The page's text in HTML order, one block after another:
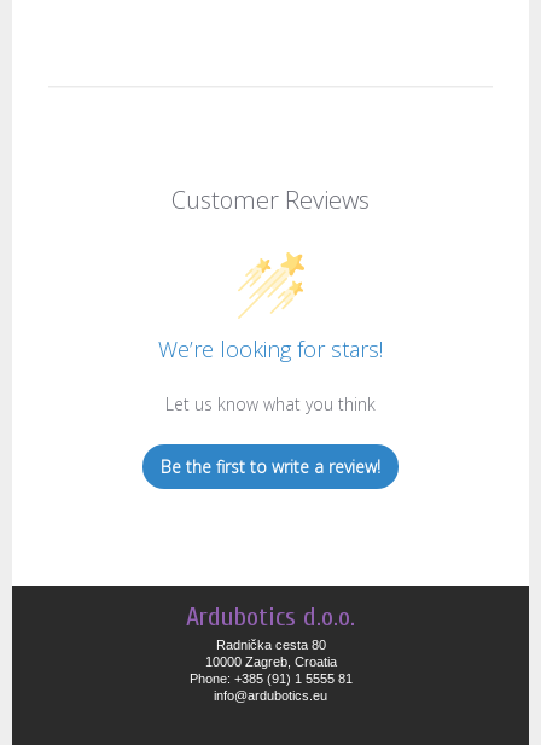
Customer Reviews
We’re looking for stars!
Let us know what you think
Be the first to write a review!
Ardubotics d.o.o.
Radnička cesta 80
10000 Zagreb, Croatia
Phone: +385 (91) 1 5555 81
info@ardubotics.eu